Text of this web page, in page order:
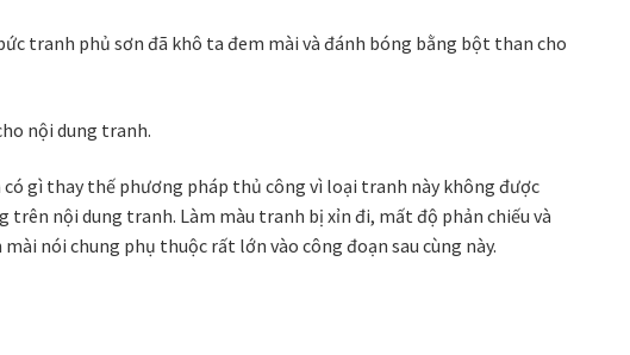
tranh phủ sơn đã khô ta đem mài và đánh bóng bằng bột than cho
nội dung tranh.
gì thay thế phương pháp thủ công vì loại tranh này không được
trên nội dung tranh. Làm màu tranh bị xỉn đi, mất độ phản chiếu và
nói chung phụ thuộc rất lớn vào công đoạn sau cùng này.